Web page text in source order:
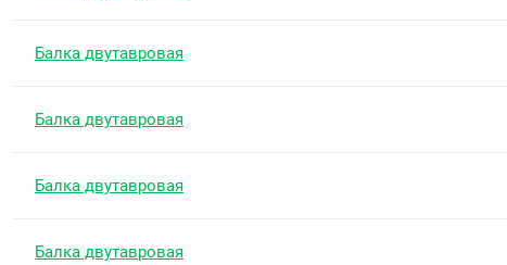
Балка двутавровая
Балка двутавровая
Балка двутавровая
Балка двутавровая